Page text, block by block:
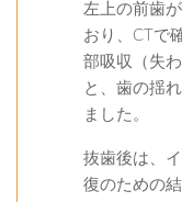
左上の前歯
おり、CTで
部吸収（失
と、歯の揺
ました。
抜歯後は、
復のための